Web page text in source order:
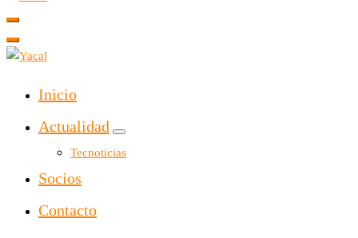
Yacal micro hosting
Inicio
Actualidad
Tecnoticias
Socios
Contacto